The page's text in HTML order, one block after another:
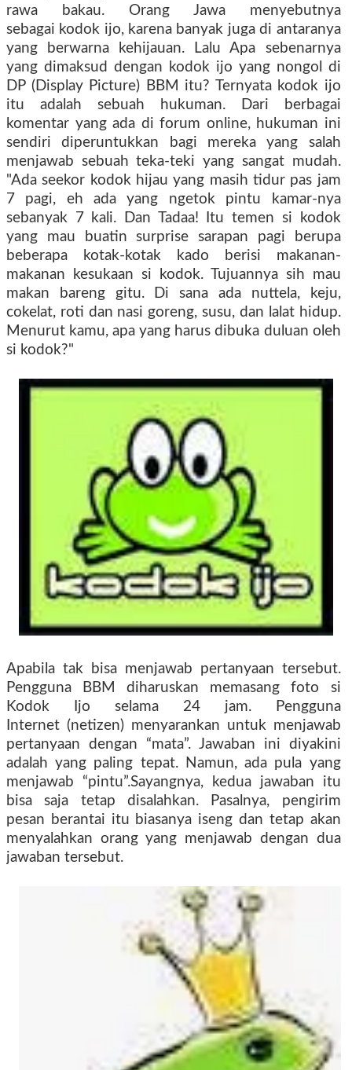
rawa bakau. Orang Jawa menyebutnya
sebagai kodok ijo, karena banyak juga di antaranya
yang berwarna kehijauan. Lalu Apa sebenarnya
yang dimaksud dengan kodok ijo yang nongol di
DP (Display Picture) BBM itu? Ternyata kodok ijo
itu adalah sebuah hukuman. Dari berbagai
komentar yang ada di forum online, hukuman ini
sendiri diperuntukkan bagi mereka yang salah
menjawab sebuah teka-teki yang sangat mudah.
"Ada seekor kodok hijau yang masih tidur pas jam
7 pagi, eh ada yang ngetok pintu kamar-nya
sebanyak 7 kali. Dan Tadaa! Itu temen si kodok
yang mau buatin surprise sarapan pagi berupa
beberapa kotak-kotak kado berisi makanan-
makanan kesukaan si kodok. Tujuannya sih mau
makan bareng gitu. Di sana ada nuttela, keju,
cokelat, roti dan nasi goreng, susu, dan lalat hidup.
Menurut kamu, apa yang harus dibuka duluan oleh
si kodok?"
Apabila tak bisa menjawab pertanyaan tersebut.
Pengguna BBM diharuskan memasang foto si
Kodok Ijo selama 24 jam. Pengguna
Internet (netizen) menyarankan untuk menjawab
pertanyaan dengan “mata”. Jawaban ini diyakini
adalah yang paling tepat. Namun, ada pula yang
menjawab “pintu”.Sayangnya, kedua jawaban itu
bisa saja tetap disalahkan. Pasalnya, pengirim
pesan berantai itu biasanya iseng dan tetap akan
menyalahkan orang yang menjawab dengan dua
jawaban tersebut.